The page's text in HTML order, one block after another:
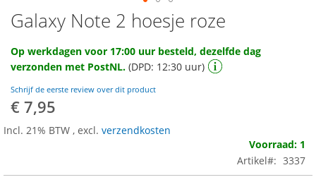
Ga
naar
het
begin
van
de
afbeeldingen-
gallerij
Galaxy Note 2 hoesje roze
Op werkdagen voor 17:00 uur besteld, dezelfde dag
verzonden met PostNL. (DPD: 12:30 uur)
Schrijf de eerste review over dit product
€ 7,95
Incl. 21% BTW , excl. verzendkosten
Voorraad: 1
Artikel
3337